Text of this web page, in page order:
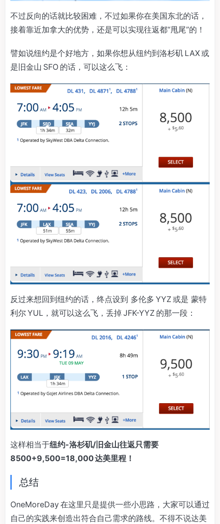
不过反向的话就比较困难，不过如果你在美国东北的话，
接着靠近加拿大的优势，还是可以实现往返都“甩尾”的！
譬如说纽约是个好地方，如果你想从纽约到洛杉矶 LAX 或
是旧金山 SFO 的话，可以这么飞：
反过来想回到纽约的话，终点设到 多伦多 YYZ 或是 蒙特
利尔 YUL，就可以这么飞，丢掉 JFK-YYZ 的那一段：
这样相当于纽约-洛杉矶/旧金山往返只需要
8500+9,500=18,000 达美里程！
总结
OneMoreDay 在这里只是提供一些小思路，大家可以通过
自己的实践来创造出符合自己需求的路线。不得不说达美